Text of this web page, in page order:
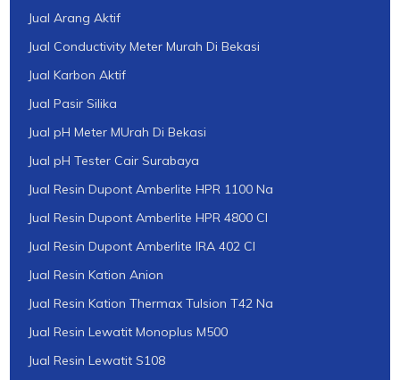
Jual Arang Aktif
Jual Conductivity Meter Murah Di Bekasi
Jual Karbon Aktif
Jual Pasir Silika
Jual pH Meter MUrah Di Bekasi
Jual pH Tester Cair Surabaya
Jual Resin Dupont Amberlite HPR 1100 Na
Jual Resin Dupont Amberlite HPR 4800 Cl
Jual Resin Dupont Amberlite IRA 402 Cl
Jual Resin Kation Anion
Jual Resin Kation Thermax Tulsion T42 Na
Jual Resin Lewatit Monoplus M500
Jual Resin Lewatit S108